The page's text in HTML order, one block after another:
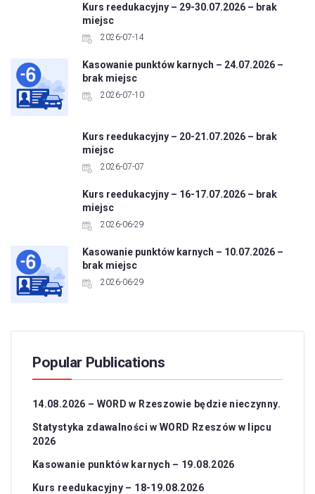
Kurs reedukacyjny – 29-30.07.2026 – brak
miejsc
2026-07-14
Kasowanie punktów karnych – 24.07.2026 –
brak miejsc
2026-07-10
Kurs reedukacyjny – 20-21.07.2026 – brak
miejsc
2026-07-07
Kurs reedukacyjny – 16-17.07.2026 – brak
miejsc
2026-06-29
Kasowanie punktów karnych – 10.07.2026 –
brak miejsc
2026-06-29
Popular Publications
14.08.2026 – WORD w Rzeszowie będzie nieczynny.
Statystyka zdawalności w WORD Rzeszów w lipcu
2026
Kasowanie punktów karnych – 19.08.2026
Kurs reedukacyjny – 18-19.08.2026